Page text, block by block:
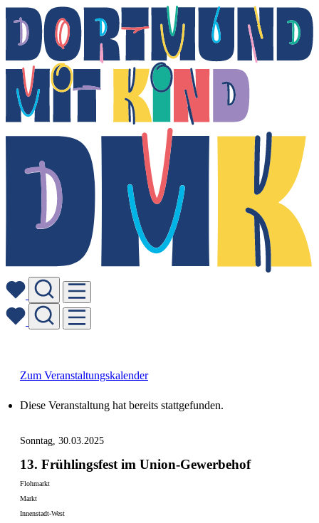
Zum Veranstaltungskalender
Diese Veranstaltung hat bereits stattgefunden.
Sonntag, 30.03.2025
13. Frühlingsfest im Union-Gewerbehof
Flohmarkt
Markt
Innenstadt-West